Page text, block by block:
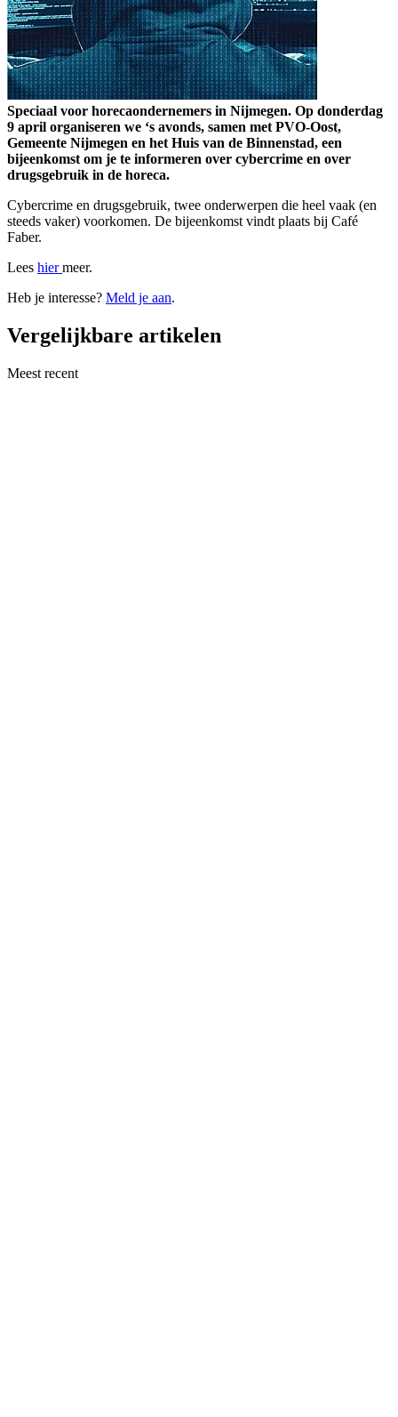
Speciaal voor horecaondernemers in Nijmegen. Op donderdag
9 april organiseren we ‘s avonds, samen met PVO-Oost,
Gemeente Nijmegen en het Huis van de Binnenstad, een
bijeenkomst om je te informeren over cybercrime en over
drugsgebruik in de horeca.
Cybercrime en drugsgebruik, twee onderwerpen die heel vaak (en
steeds vaker) voorkomen. De bijeenkomst vindt plaats bij Café
Faber.
Lees hiermeer.
Heb je interesse? Meld je aan.
Vergelijkbare artikelen
Meest recent